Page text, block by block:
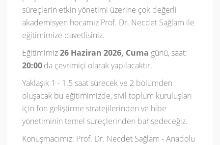
süreçlerin etkin yönetimi üzerine çok değerli
akademisyen hocamız Prof. Dr. Necdet Sağlam ile
eğitimimize davetlisiniz.
Eğitimimiz26 Haziran 2026, Cuma günü, saat:
20:00'da çevrimiçi olarak yapılacaktır.
Yaklaşık 1 - 1.5 saat sürecek ve 2 bölümden
oluşacak bu eğitimimizde, sivil toplum kuruluşları
için fon geliştirme stratejilerinden ve hibe
yönetiminin temel süreçlerinden bahsedeceğiz.
Konuşmacımız: Prof. Dr. Necdet Sağlam - Anadolu